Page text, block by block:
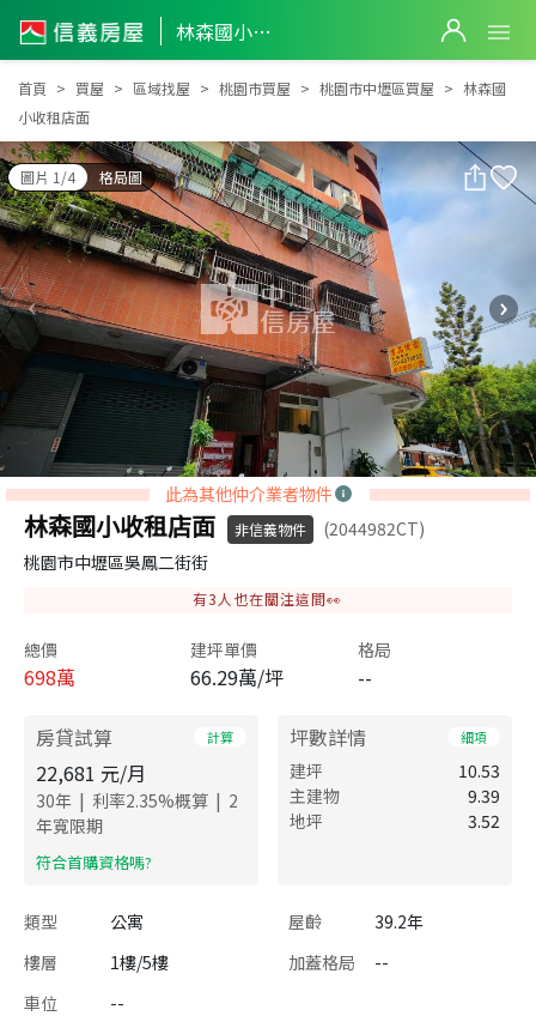
林森國小收租店面
林森國小收租店面
首頁 買屋 區域找屋 桃園市買屋 桃園市中壢區買屋
林森國
小收租店面
圖片 1/4 格局圖
此為其他仲介業者物件
林森國小收租店面 非信義物件
(2044982CT)
桃園市中壢區吳鳳二街街
有3 人也在關注這間👀
總價
698萬
建坪單價
66.29萬/坪
格局
--
房貸試算 計算
22,681 元/月
30年 | 利率2.35%概算 | 2
年寬限期
​符合首購資格嗎?
坪數詳情 細項
建坪
10.53
主建物
9.39
地坪
3.52
類型 公寓 屋齡
39.2年
樓層
1樓/5樓 加蓋格局
--
車位
--